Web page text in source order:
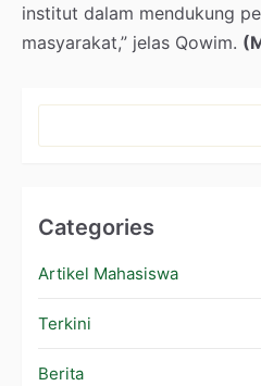
institut dalam mendukung
masyarakat,” jelas Qowim.
Categories
Artikel Mahasiswa
Terkini
Berita